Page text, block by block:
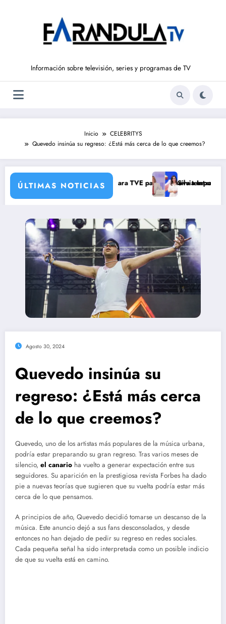
Información sobre televisión, series y programas de TV
Inicio
CELEBRITYS
Quevedo insinúa su regreso: ¿Está más cerca de lo que creemos?
ÚLTIMAS NOTICIAS
brutal que prepara TVE para su nueva temporada
Silvia Intxaurrondo vuelve a
Agosto 30, 2024
Quevedo insinúa su
regreso: ¿Está más cerca
de lo que creemos?
Quevedo, uno de los artistas más populares de la música urbana,
podría estar preparando su gran regreso. Tras varios meses de
silencio, el canario ha vuelto a generar expectación entre sus
seguidores. Su aparición en la prestigiosa revista Forbes ha dado
pie a nuevas teorías que sugieren que su vuelta podría estar más
cerca de lo que pensamos.
A principios de año, Quevedo decidió tomarse un descanso de la
música. Este anuncio dejó a sus fans desconsolados, y desde
entonces no han dejado de pedir su regreso en redes sociales.
Cada pequeña señal ha sido interpretada como un posible indicio
de que su vuelta está en camino.